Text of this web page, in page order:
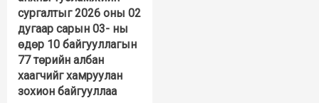
сургалтыг 2026 оны 02
дугаар сарын 03- ны
өдөр 10 байгууллагын
77 төрийн албан
хаагчийг хамруулан
зохион байгууллаа